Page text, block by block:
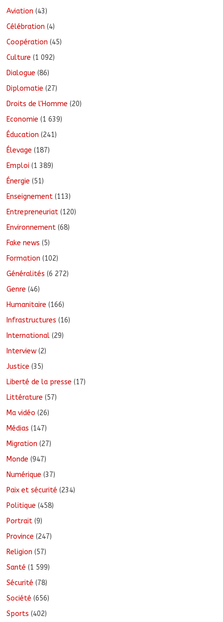
Aviation (43)
Célébration (4)
Coopération (45)
Culture (1 092)
Dialogue (86)
Diplomatie (27)
Droits de l'Homme (20)
Economie (1 639)
Éducation (241)
Élevage (187)
Emploi (1 389)
Énergie (51)
Enseignement (113)
Entrepreneuriat (120)
Environnement (68)
Fake news (5)
Formation (102)
Généralités (6 272)
Genre (46)
Humanitaire (166)
Infrastructures (16)
International (29)
Interview (2)
Justice (35)
Liberté de la presse (17)
Littérature (57)
Ma vidéo (26)
Médias (147)
Migration (27)
Monde (947)
Numérique (37)
Paix et sécurité (234)
Politique (458)
Portrait (9)
Province (247)
Religion (57)
Santé (1 599)
Sécurité (78)
Société (656)
Sports (402)